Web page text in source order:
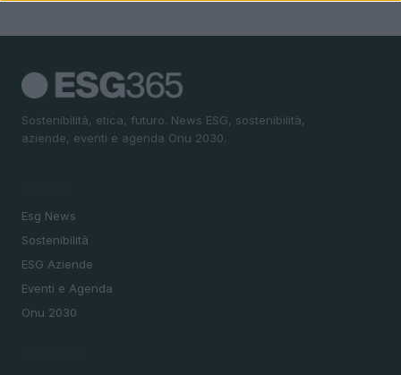
Sostenibilità, etica, futuro. News ESG, sostenibilità,
aziende, eventi e agenda Onu 2030.
Esg News
Sostenibilità
ESG Aziende
Eventi e Agenda
Onu 2030